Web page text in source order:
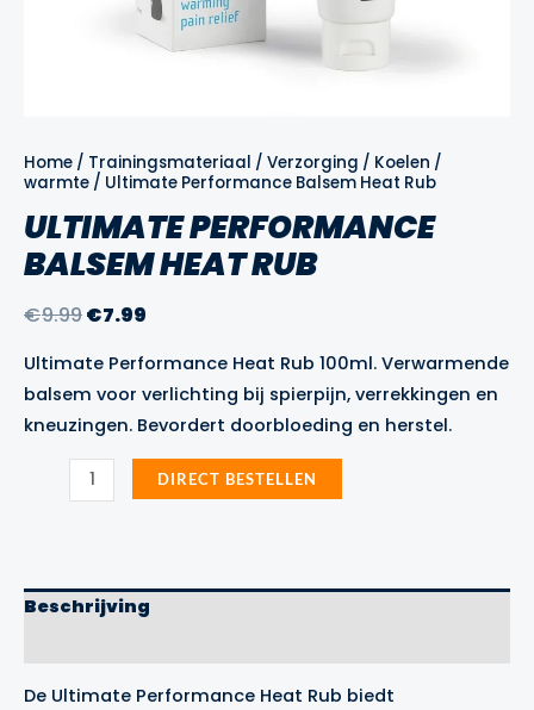
Home / Trainingsmateriaal / Verzorging / Koelen /
warmte / Ultimate Performance Balsem Heat Rub
ULTIMATE PERFORMANCE
BALSEM HEAT RUB
€9.99Oorspronkelijke
was:
€9.99.
€7.99
is:
€7.99.
Ultimate Performance Heat Rub 100ml. Verwarmende
balsem voor verlichting bij spierpijn, verrekkingen en
kneuzingen. Bevordert doorbloeding en herstel.
Ultimate
Performance
Balsem
DIRECT BESTELLEN
Beschrijving
De Ultimate Performance Heat Rub biedt